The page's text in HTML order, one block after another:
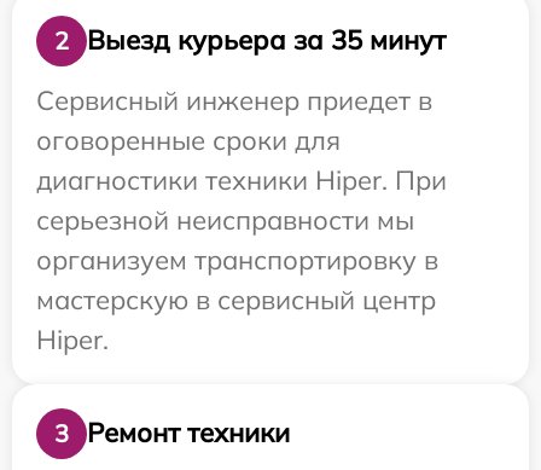
2
Выезд курьера за 35 минут
Сервисный инженер приедет в
оговоренные сроки для
диагностики техники Hiper. При
серьезной неисправности мы
организуем транспортировку в
мастерскую в сервисный центр
Hiper.
3
Ремонт техники